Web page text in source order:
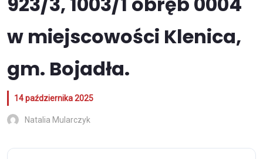
w miejscowości Klenica,
gm. Bojadła.
14 października 2025
Natalia Mularczyk